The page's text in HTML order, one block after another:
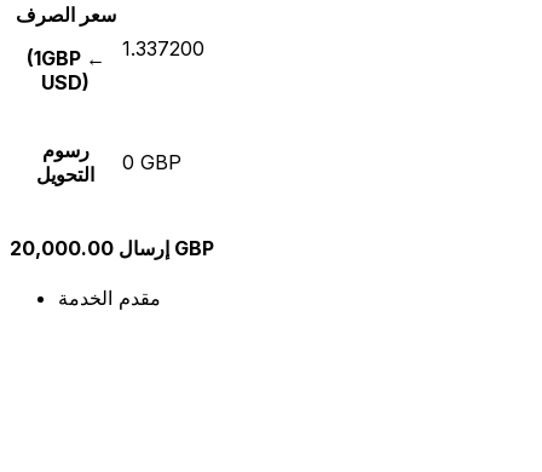
سعر الصرف
(1GBP ←
USD)
1.337200
رسوم
التحويل
0 GBP
إرسال 20,000.00 GBP
مقدم الخدمة